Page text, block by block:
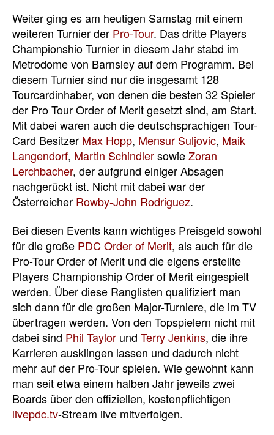
Weiter ging es am heutigen Samstag mit einem
weiteren Turnier der Pro-Tour. Das dritte Players
Championshio Turnier in diesem Jahr stabd im
Metrodome von Barnsley auf dem Programm. Bei
diesem Turnier sind nur die insgesamt 128
Tourcardinhaber, von denen die besten 32 Spieler
der Pro Tour Order of Merit gesetzt sind, am Start.
Mit dabei waren auch die deutschsprachigen Tour-
Card Besitzer Max Hopp, Mensur Suljovic, Maik
Langendorf, Martin SchindlersowieZoran
Lerchbacher, der aufgrund einiger Absagen
nachgerückt ist. Nicht mit dabei war der
Österreicher Rowby-John Rodriguez.
Bei diesen Events kann wichtiges Preisgeld sowohl
für die große PDC Order of Merit, als auch für die
Pro-Tour Order of Merit und die eigens erstellte
Players Championship Order of Merit eingespielt
werden. Über diese Ranglisten qualifiziert man
sich dann für die großen Major-Turniere, die im TV
übertragen werden. Von den Topspielern nicht mit
dabei sind Phil Taylor und Terry Jenkins, die ihre
Karrieren ausklingen lassen und dadurch nicht
mehr auf der Pro-Tour spielen. Wie gewohnt kann
man seit etwa einem halben Jahr jeweils zwei
Boards über den offiziellen, kostenpflichtigen
livepdc.tv-Stream live mitverfolgen.